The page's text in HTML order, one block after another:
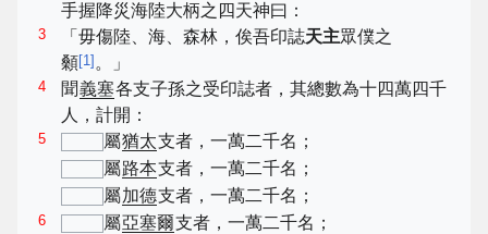
手握降災海陸大柄之四天神曰：
3 「毋傷陸、海、森林，俟吾印誌天主眾僕之
顙[1] 。」
4 聞義塞各支子孫之受印誌者，其總數為十四萬四千
人，計開：
5 屬猶太支者，一萬二千名；
屬路本支者，一萬二千名；
屬加德支者，一萬二千名；
6 屬亞塞爾支者，一萬二千名；